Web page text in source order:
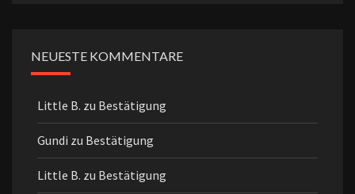
NEUESTE KOMMENTARE
Little B. zu Bestätigung
Gundi zu Bestätigung
Little B. zu Bestätigung